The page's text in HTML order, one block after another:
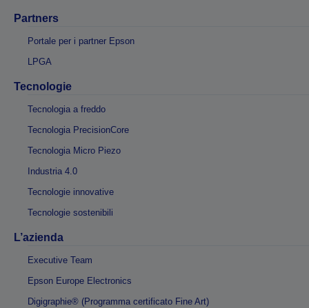
Partners
Portale per i partner Epson
LPGA
Tecnologie
Tecnologia a freddo
Tecnologia PrecisionCore
Tecnologia Micro Piezo
Industria 4.0
Tecnologie innovative
Tecnologie sostenibili
L’azienda
Executive Team
Epson Europe Electronics
Digigraphie® (Programma certificato Fine Art)